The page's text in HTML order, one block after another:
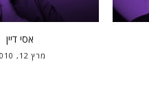
אסי דיין
מרץ 12, 2010